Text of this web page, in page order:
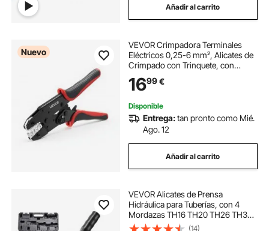
Añadir al carrito
Nuevo
VEVOR Crimpadora Terminales
Eléctricos 0,25-6 mm², Alicates de
Crimpado con Trinquete, con
Marcas Métrica y de AWG,
Liberación Rápida, Presión
Crimpado para Cables Eléctricos
1699€
Disponible
Entrega:tan pronto como Mié.
Ago. 12
Añadir al carrito
VEVOR Alicates de Prensa
Hidráulica para Tuberías, con 4
Mordazas TH16 TH20 TH26 TH32
para Tubos de PEX y Aluminio-
(14)